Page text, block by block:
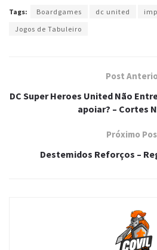
Tags: Boardgames dc united
Jogos de Tabuleiro
Post
DC Super Heroes United Não
apoiar? – Cortes
Próximo
Destemidos Reforços –